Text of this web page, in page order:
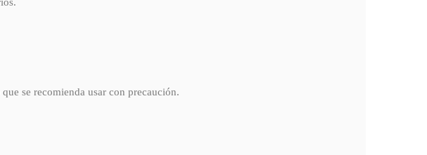
se recomienda usar con precaución.